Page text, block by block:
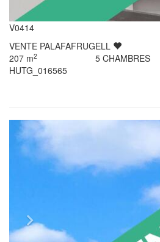
V0414
VENTE PALAFAFRUGELL
207 m2 5 CHAMBRES
HUTG_016565